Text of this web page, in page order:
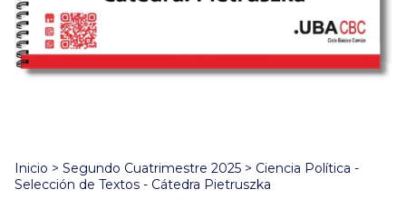
Inicio > Segundo Cuatrimestre 2025 > Ciencia Política -
Selección de Textos - Cátedra Pietruszka